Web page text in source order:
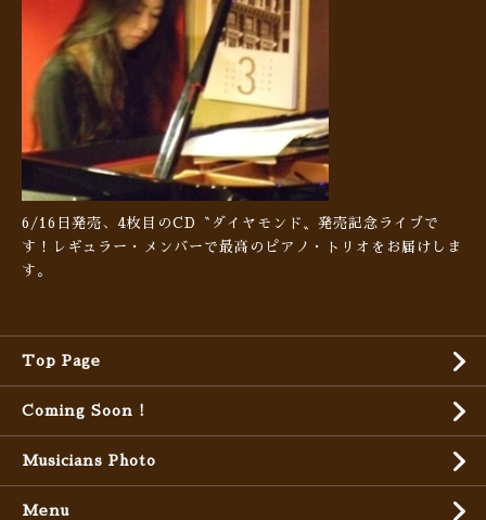
6/16日発売、4枚目のCD〝ダイヤモンド〟発売記念ライブで
す！レギュラー・メンバーで最高のピアノ・トリオをお届けしま
す。
Top Page
Coming Soon !
Musicians Photo
Menu